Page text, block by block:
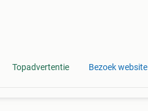
Topadvertentie Bezoek website